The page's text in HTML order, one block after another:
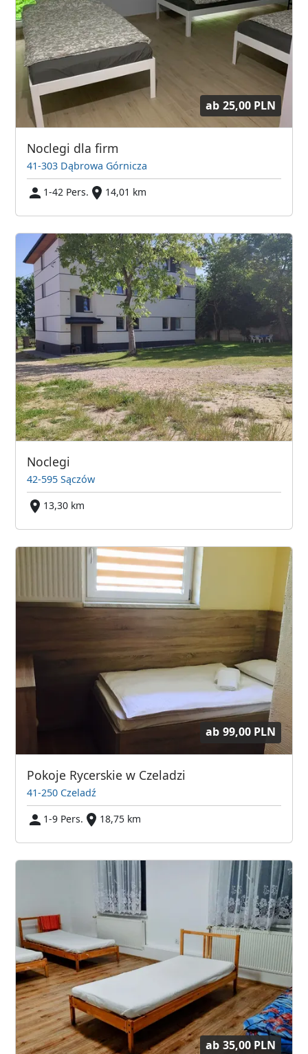
ab 25,00 PLN
Noclegi dla firm
41-303 Dąbrowa Górnicza
1-42 Pers.
14,01 km
Noclegi
42-595 Sączów
13,30 km
ab 99,00 PLN
Pokoje Rycerskie w Czeladzi
41-250 Czeladź
1-9 Pers.
18,75 km
ab 35,00 PLN